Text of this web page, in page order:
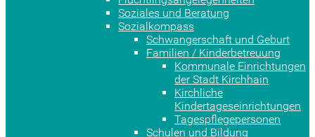
Soziales und Beratung
Sozialkompass
Schwangerschaft und Geburt
Familien / Kinderbetreuung
Kommunale Einrichtungen
der Stadt Kirchhain
Kirchliche
Kindertageseinrichtungen
Tagespflegepersonen
Schulen und Bildung